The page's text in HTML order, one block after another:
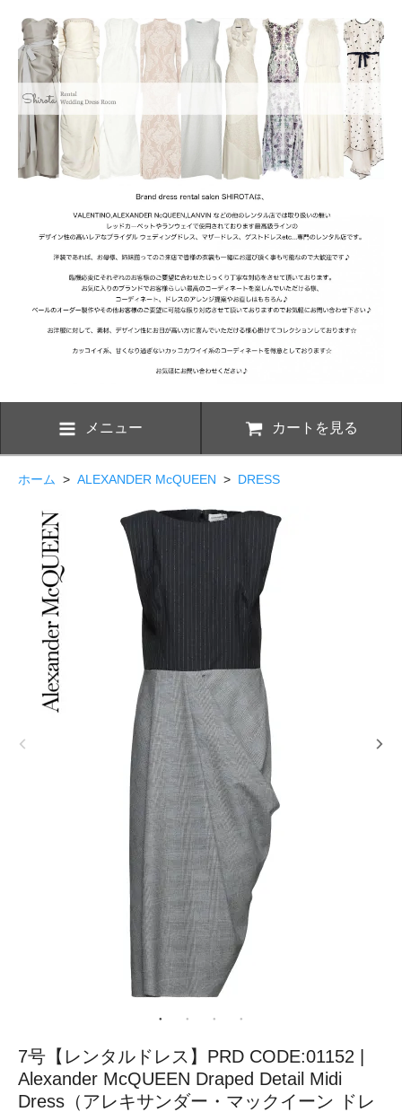
メニュー カートを見る
ホーム > ALEXANDER McQUEEN > DRESS
7号【レンタルドレス】PRD CODE:01152 |
Alexander McQUEEN Draped Detail Midi
Dress（アレキサンダー・マックイーン ドレ